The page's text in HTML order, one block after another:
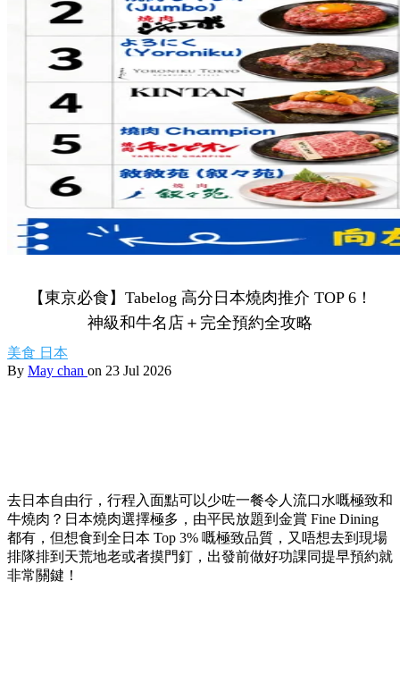
【東京必食】Tabelog 高分日本燒肉推介 TOP 6！
神級和牛名店＋完全預約全攻略
美食 日本
By May chan on 23 Jul 2026
去日本自由行，行程入面點可以少咗一餐令人流口水嘅極致和
牛燒肉？日本燒肉選擇極多，由平民放題到金賞 Fine Dining
都有，但想食到全日本 Top 3% 嘅極致品質，又唔想去到現場
排隊排到天荒地老或者摸門釘，出發前做好功課同提早預約就
非常關鍵！